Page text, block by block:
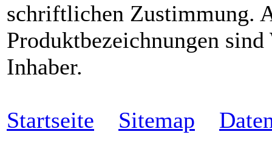
schriftlichen Zustimmung.
Produktbezeichnungen
Inhaber.
Startseite Sitemap